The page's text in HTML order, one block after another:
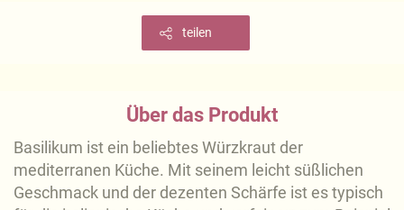
teilen
Über das Produkt
Basilikum ist ein beliebtes Würzkraut der
mediterranen Küche. Mit seinem leicht süßlichen
Geschmack und der dezenten Schärfe ist es typisch